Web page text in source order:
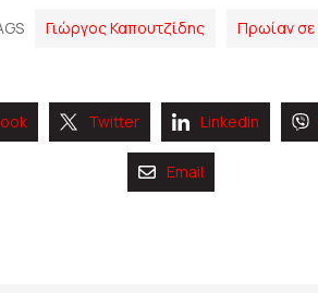
Γιώργος Καπουτζίδης Πρωίαν σε
Twitter Linkedin
Email